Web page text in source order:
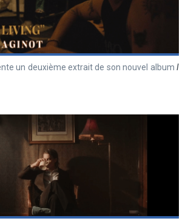
un deuxième extrait de son nouvel albumI